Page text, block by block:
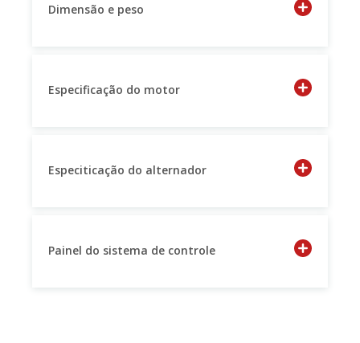
Dimensão e peso
Especificação do motor
Especiticação do alternador
Painel do sistema de controle